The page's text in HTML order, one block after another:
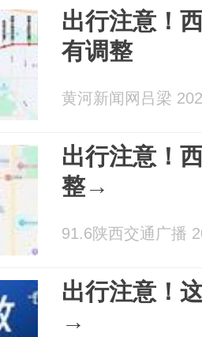
出行注意！
有调整
黄河新闻网吕梁
出行注意！
整→
91.6陕西交通广播
出行注意！
→